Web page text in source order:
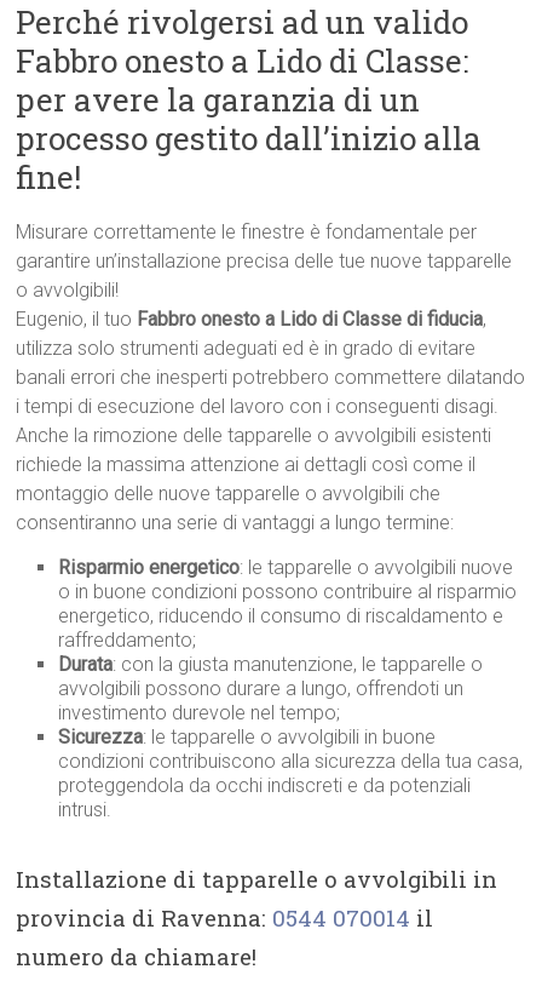
Perché rivolgersi ad un valido
Fabbro onesto a Lido di Classe:
per avere la garanzia di un
processo gestito dall’inizio alla
fine!
Misurare correttamente le finestre è fondamentale per
garantire un’installazione precisa delle tue nuove tapparelle
o avvolgibili!
Eugenio, il tuo Fabbro onesto a Lido di Classe di fiducia,
utilizza solo strumenti adeguati ed è in grado di evitare
banali errori che inesperti potrebbero commettere dilatando
i tempi di esecuzione del lavoro con i conseguenti disagi.
Anche la rimozione delle tapparelle o avvolgibili esistenti
richiede la massima attenzione ai dettagli così come il
montaggio delle nuove tapparelle o avvolgibili che
consentiranno una serie di vantaggi a lungo termine:
Risparmio energetico: le tapparelle o avvolgibili nuove
o in buone condizioni possono contribuire al risparmio
energetico, riducendo il consumo di riscaldamento e
raffreddamento;
Durata: con la giusta manutenzione, le tapparelle o
avvolgibili possono durare a lungo, offrendoti un
investimento durevole nel tempo;
Sicurezza: le tapparelle o avvolgibili in buone
condizioni contribuiscono alla sicurezza della tua casa,
proteggendola da occhi indiscreti e da potenziali
intrusi.
Installazione di tapparelle o avvolgibili in
provincia di Ravenna: 0544 070014 il
numero da chiamare!